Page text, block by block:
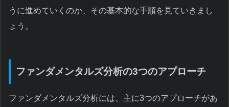
うに進めていくのか、その基本的な手順を見ていきまし
ょう。
ファンダメンタルズ分析の3つのアプローチ
ファンダメンタルズ分析には、主に3つのアプローチがあ